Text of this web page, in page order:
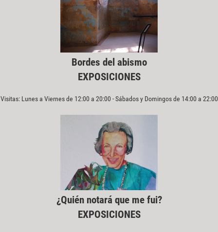
Bordes del abismo
EXPOSICIONES
Visitas: Lunes a Viernes de 12:00 a 20:00 - Sábados y Domingos de 14:00 a 22:00
¿Quién notará que me fui?
EXPOSICIONES